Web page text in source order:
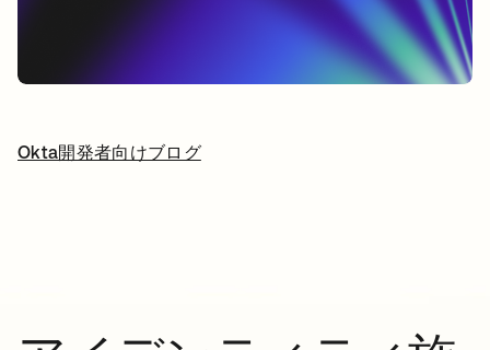
Okta開発者向けブログ
新しいタブで開く